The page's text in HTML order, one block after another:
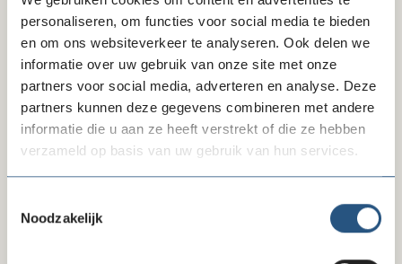
personaliseren, om functies voor social media te bieden
en om ons websiteverkeer te analyseren. Ook delen we
informatie over uw gebruik van onze site met onze
partners voor social media, adverteren en analyse. Deze
partners kunnen deze gegevens combineren met andere
informatie die u aan ze heeft verstrekt of die ze hebben
verzameld op basis van uw gebruik van hun services.
Noodzakelijk
10-07-26
Reactie FD-artikel gegevensverzameling